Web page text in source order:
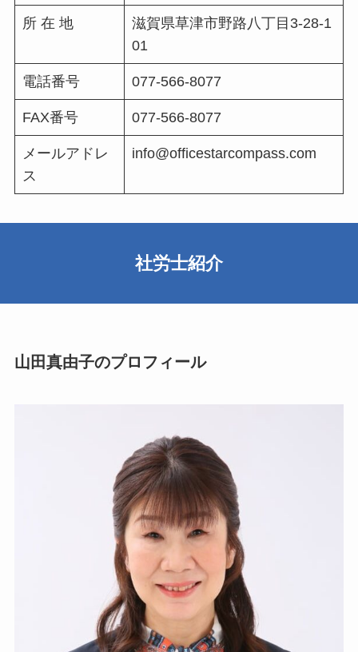
所 在 地
滋賀県草津市野路八丁目3-28-1
01
電話番号 077-566-8077
FAX番号 077-566-8077
メールアドレ
ス
info@officestarcompass.com
社労士紹介
山田真由子のプロフィール